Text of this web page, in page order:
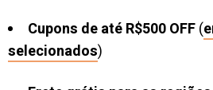
Cupons de até R$500 OFF(
selecionados)